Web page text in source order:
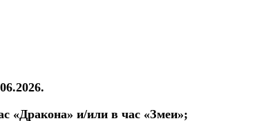
«Дракона» и/или в час «Змеи»;